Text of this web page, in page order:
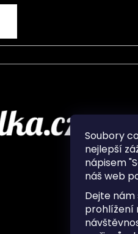
Soubory
nejlepší
nápisem
náš web
Dejte
prohlížení
O nás
Často